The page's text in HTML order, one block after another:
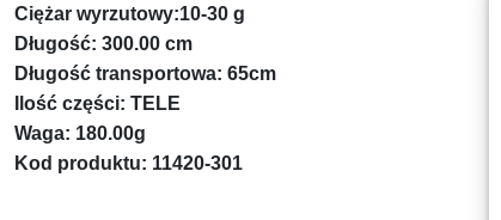
Ciężar wyrzutowy:10-30 g
Długość: 300.00 cm
Długość transportowa: 65cm
Ilość części: TELE
Waga: 180.00g
Kod produktu: 11420-301